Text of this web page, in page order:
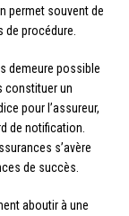
permet souvent de
de procédure.
demeure possible
constituer un
pour l’assureur,
de notification.
s’avère
de succès.
aboutir à une